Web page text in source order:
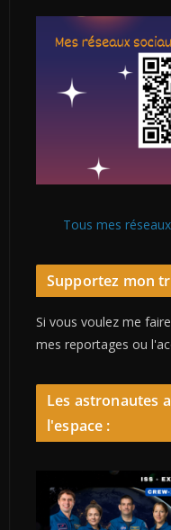
Tous mes
Supportez mon
Si vous voulez me
mes reportages ou
Les astronautes
l'espace :